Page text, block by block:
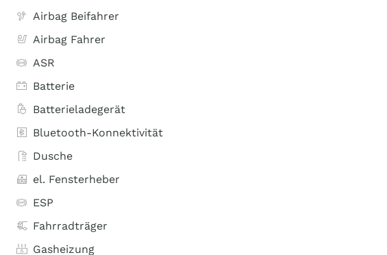
Airbag Beifahrer
Airbag Fahrer
ASR
Batterie
Batterieladegerät
Bluetooth-Konnektivität
Dusche
el. Fensterheber
ESP
Fahrradträger
Gasheizung